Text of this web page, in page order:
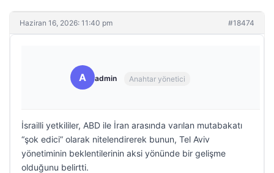
Haziran 16, 2026: 11:40 pm #18474
A admin Anahtar yönetici
İsrailli yetkililer, ABD ile İran arasında varılan mutabakatı
“şok edici” olarak nitelendirerek bunun, Tel Aviv
yönetiminin beklentilerinin aksi yönünde bir gelişme
olduğunu belirtti.